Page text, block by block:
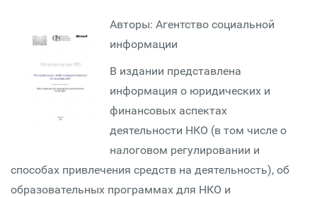
Авторы: Агентство социальной
информации
В издании представлена
информация о юридических и
финансовых аспектах
деятельности НКО (в том числе о
налоговом регулировании и
способах привлечения средств на деятельность), об
образовательных программах для НКО и